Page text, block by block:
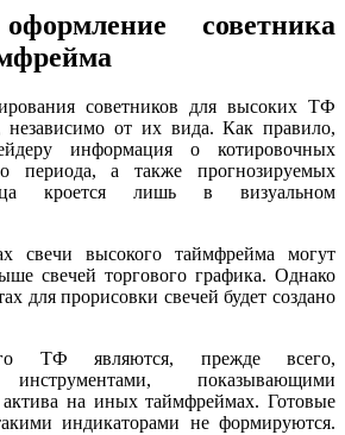
советника
советников для высоких ТФ
независимо от их вида. Как правило,
информация о котировочных
периода, а также прогнозируемых
кроется лишь в визуальном
свечи высокого таймфрейма могут
свечей торгового графика. Однако
для прорисовки свечей будет создано
ТФ являются, прежде всего,
инструментами, показывающими
на иных таймфреймах. Готовые
индикаторами не формируются.